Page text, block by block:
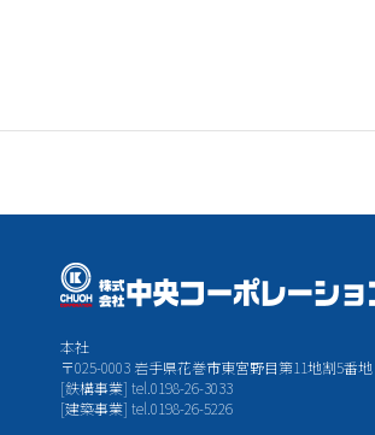
本社
〒025-0003 岩手県花巻市東宮野目第11地割5番地
[鉄構事業] tel.0198-26-3033
[建築事業] tel.0198-26-5226